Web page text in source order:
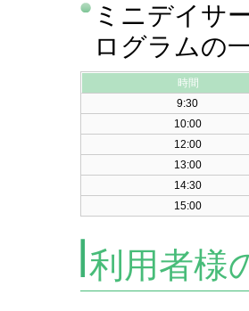
ミニデイサ
ログラムの
時間
9:30
10:00
12:00
13:00
14:30
15:00
利用者様